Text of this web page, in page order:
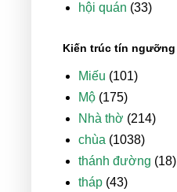
hội quán (33)
Kiến trúc tín ngưỡng
Miếu (101)
Mộ (175)
Nhà thờ (214)
chùa (1038)
thánh đường (18)
tháp (43)